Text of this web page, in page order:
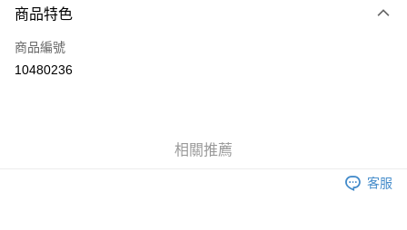
信用卡一次付款
LINE Pay
商品特色
商品編號
10480236
相關推薦
客服